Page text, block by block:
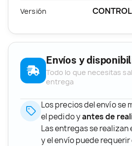
Versión
Envíos y
Todo lo que necesitas
entrega
Los precios del envío se
el pedido yantes de
Las entregas se realizan
y el envío puede